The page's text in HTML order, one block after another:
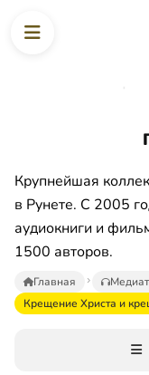
Крупнейшая
в Рунете. С 2005
аудиокниги и
1500 авторов.
Главная
Крещение Христа и